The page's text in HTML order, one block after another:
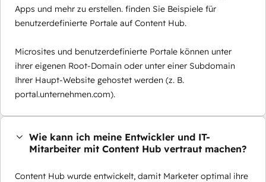
Apps und mehr zu erstellen. finden Sie Beispiele für
benutzerdefinierte Portale auf Content Hub.
Microsites und benutzerdefinierte Portale können unter
ihrer eigenen Root-Domain oder unter einer Subdomain
Ihrer Haupt-Website gehostet werden (z. B.
portal.unternehmen.com).
Wie kann ich meine Entwickler und IT-
Mitarbeiter mit Content Hub vertraut machen?
Content Hub wurde entwickelt, damit Marketer optimal ihre